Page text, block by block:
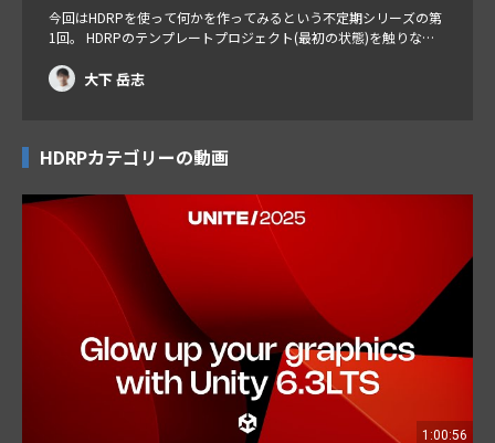
今回はHDRPを使って何かを作ってみるという不定期シリーズの第
1回。 HDRPのテンプレートプロジェクト(最初の状態)を触りなが
ケジュール】 はじめに テンプレートプロジェクトとは？ マテリア
ルについてライトについてボリュームフレームワークについて カ
大下 岳志
HDRPカテゴリーの動画
1:00:56